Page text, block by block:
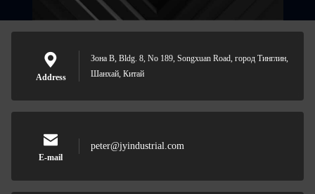
Address
Зона B, Bldg. 8, No 189, Songxuan Road, город Тинглин,
Шанхай, Китай
E-mail
peter@jyindustrial.com